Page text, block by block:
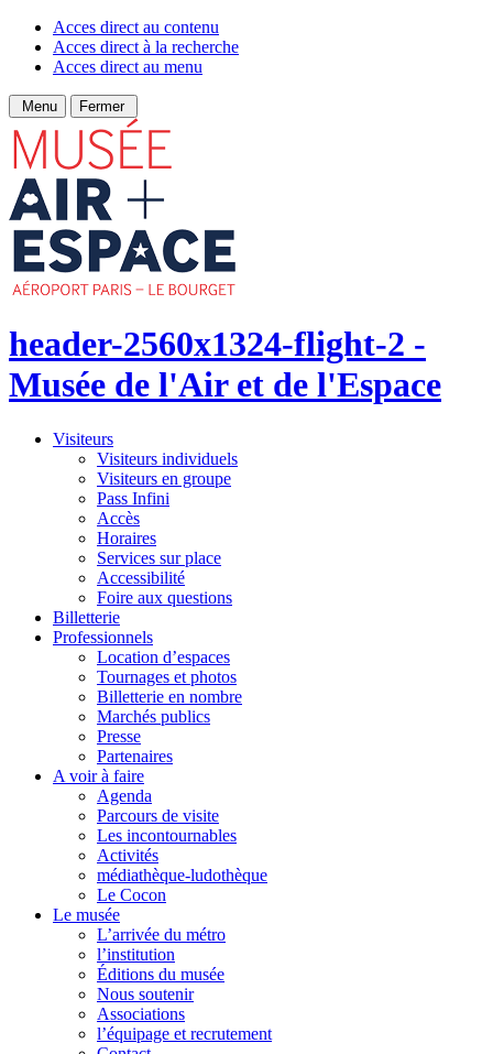
Acces direct au contenu
Acces direct à la recherche
Acces direct au menu
Menu Fermer
header-2560x1324-flight-2 -
Musée de l'Air et de l'Espace
Visiteurs
Visiteurs individuels
Visiteurs en groupe
Pass Infini
Accès
Horaires
Services sur place
Accessibilité
Foire aux questions
Billetterie
Professionnels
Location d’espaces
Tournages et photos
Billetterie en nombre
Marchés publics
Presse
Partenaires
A voir à faire
Agenda
Parcours de visite
Les incontournables
Activités
médiathèque-ludothèque
Le Cocon
Le musée
L’arrivée du métro
l’institution
Éditions du musée
Nous soutenir
Associations
l’équipage et recrutement